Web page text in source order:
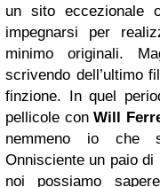
un sito eccezionale
impegnarsi per
minimo originali.
scrivendo dell’ultimo
finzione. In quel
pellicole conWill
nemmeno io che
Onnisciente un paio
noi possiamo